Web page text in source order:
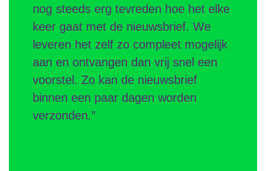
nog steeds erg tevreden hoe het elke
keer gaat met de nieuwsbrief. We
leveren het zelf zo compleet mogelijk
aan en ontvangen dan vrij snel een
voorstel. Zo kan de nieuwsbrief
binnen een paar dagen worden
verzonden.”